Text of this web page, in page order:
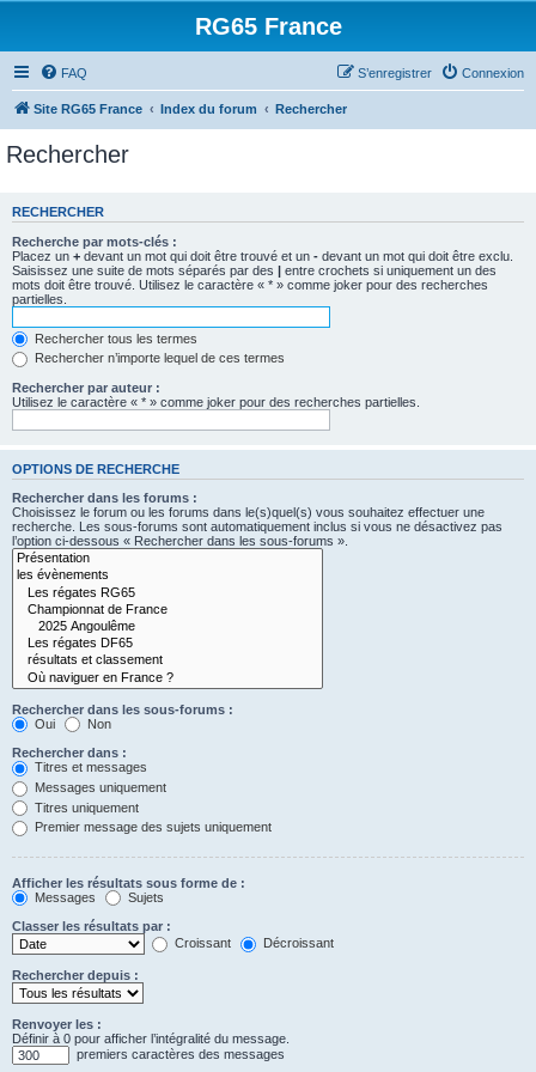
RG65 France
FAQ Connexion
S’enregistrer
Site RG65 France Index du forum Rechercher
Rechercher
RECHERCHER
Recherche par mots-clés :
Placez un + devant un mot qui doit être trouvé et un - devant un mot qui doit être exclu.
Saisissez une suite de mots séparés par des | entre crochets si uniquement un des
mots doit être trouvé. Utilisez le caractère « * » comme joker pour des recherches
partielles.
Rechercher tous les termes
Rechercher n’importe lequel de ces termes
Rechercher par auteur :
Utilisez le caractère « * » comme joker pour des recherches partielles.
OPTIONS DE RECHERCHE
Rechercher dans les forums :
Choisissez le forum ou les forums dans le(s)quel(s) vous souhaitez effectuer une
recherche. Les sous-forums sont automatiquement inclus si vous ne désactivez pas
l’option ci-dessous « Rechercher dans les sous-forums ».
Rechercher dans les sous-forums :
Oui
Non
Rechercher dans :
Titres et messages
Messages uniquement
Titres uniquement
Premier message des sujets uniquement
Afficher les résultats sous forme de :
Messages
Sujets
Classer les résultats par :
Croissant
Décroissant
Rechercher depuis :
Renvoyer les :
Définir à 0 pour afficher l’intégralité du message.
premiers caractères des messages